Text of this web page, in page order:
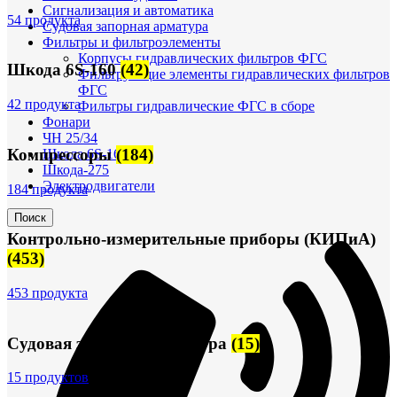
Сигнализация и автоматика
Судовая запорная арматура
Фильтры и фильтроэлементы
Корпусы гидравлических фильтров ФГС
Фильтрующие элементы гидравлических фильтров
ФГС
Фильтры гидравлические ФГС в сборе
Фонари
ЧН 25/34
Шкода 6S-160
Шкода-275
Электродвигатели
Поиск
54 продукта
Шкода 6S-160(42)
42 продукта
Компрессоры(184)
184 продукта
Контрольно-измерительные приборы (КИПиА)
(453)
453 продукта
Судовая запорная арматура (15)
15 продуктов